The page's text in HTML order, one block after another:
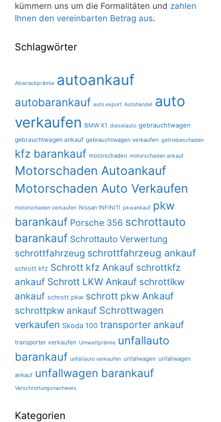
kümmern uns um die Formalitäten und zahlen
Ihnen den vereinbarten Betrag aus.
Schlagwörter
Abwrackprämie autoankauf
autobarankauf auto export Autohandel auto
verkaufen BMW X1 dieselauto gebrauchtwagen
gebrauchtwagen ankauf gebrauchtwagen verkaufen getriebeschaden
kfz barankauf motorschaden motorschaden ankauf
Motorschaden Autoankauf
Motorschaden Auto Verkaufen
motorschaden verkaufen Nissan INFINITI pkwankauf pkw
barankauf Porsche 356 schrottauto
barankauf Schrottauto Verwertung
schrottfahrzeug schrottfahrzeug ankauf
schrott kfz Schrott kfz Ankauf schrottkfz
ankauf Schrott LKW Ankauf schrottlkw
ankauf schrott pkw schrott pkw Ankauf
schrottpkw ankauf Schrottwagen
verkaufen Skoda 100 transporter ankauf
transporter verkaufen Umweltprämie unfallauto
barankauf unfallauto verkaufen unfallwagen unfallwagen
ankauf unfallwagen barankauf
Verschrottungsnachweis
Kategorien